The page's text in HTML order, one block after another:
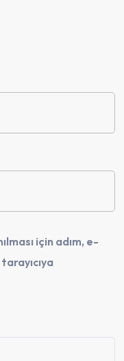
için adım, e-